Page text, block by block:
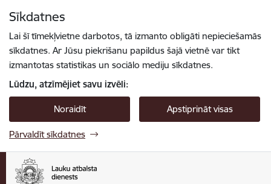
Sīkdatnes
Lai šī tīmekļvietne darbotos, tā izmanto obligāti nepieciešamās
sīkdatnes. Ar Jūsu piekrišanu papildus šajā vietnē var tikt
izmantotas statistikas un sociālo mediju sīkdatnes.
Lūdzu, atzīmējiet savu izvēli:
Noraidīt Apstiprināt visas
Pārvaldīt sīkdatnes